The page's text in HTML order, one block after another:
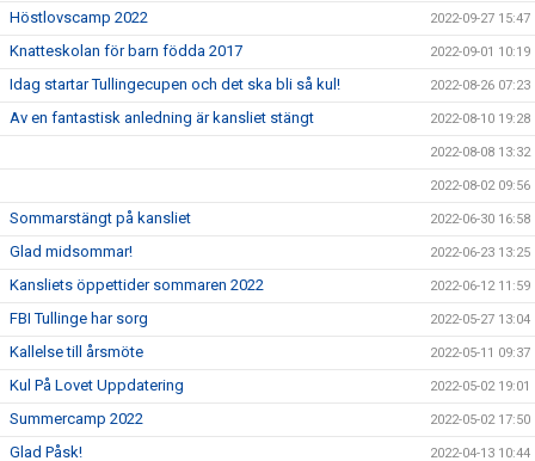
Höstlovscamp 2022 2022-09-27 15:47
Knatteskolan för barn födda 2017 2022-09-01 10:19
Idag startar Tullingecupen och det ska bli så kul! 2022-08-26 07:23
Av en fantastisk anledning är kansliet stängt 2022-08-10 19:28
2022-08-08 13:32
2022-08-02 09:56
Sommarstängt på kansliet 2022-06-30 16:58
Glad midsommar! 2022-06-23 13:25
Kansliets öppettider sommaren 2022 2022-06-12 11:59
FBI Tullinge har sorg 2022-05-27 13:04
Kallelse till årsmöte 2022-05-11 09:37
Kul På Lovet Uppdatering 2022-05-02 19:01
Summercamp 2022 2022-05-02 17:50
Glad Påsk! 2022-04-13 10:44